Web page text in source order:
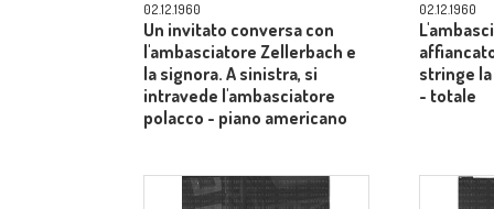
02.12.1960
Un invitato conversa con
l'ambasciatore Zellerbach e
la signora. A sinistra, si
intravede l'ambasciatore
polacco - piano americano
02.12.1960
stringe
- totale